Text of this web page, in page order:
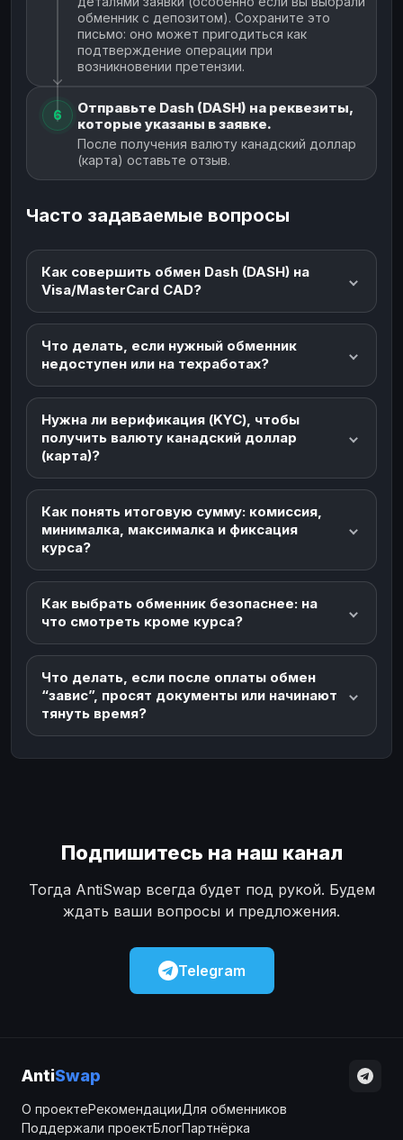
обменник с депозитом). Сохраните это
письмо: оно может пригодиться как
подтверждение операции при
возникновении претензии.
6
Отправьте Dash (DASH) на реквезиты,
которые указаны в заявке.
После получения валюту канадский доллар
(карта) оставьте отзыв.
Часто задаваемые вопросы
Как совершить обмен Dash (DASH) на
Visa/MasterCard CAD?
Что делать, если нужный обменник
недоступен или на техработах?
Нужна ли верификация (KYC), чтобы
получить валюту канадский доллар
(карта)?
Как понять итоговую сумму: комиссия,
минималка, максималка и фиксация
курса?
Как выбрать обменник безопаснее: на
что смотреть кроме курса?
Что делать, если после оплаты обмен
“завис”, просят документы или начинают
тянуть время?
Подпишитесь на наш канал
Тогда AntiSwap всегда будет под рукой. Будем
ждать ваши вопросы и предложения.
Telegram
AntiSwap
О проектеРекомендацииДля обменников
Поддержали проектБлогПартнёрка